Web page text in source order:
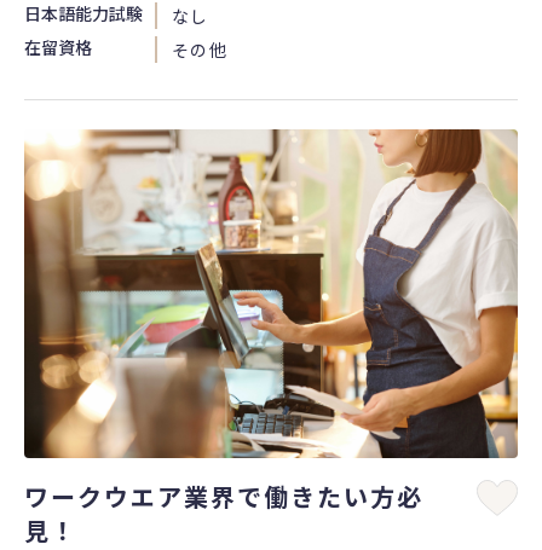
日本語能力試験
なし
在留資格
その他
ワークウエア業界で働きたい方必
見！